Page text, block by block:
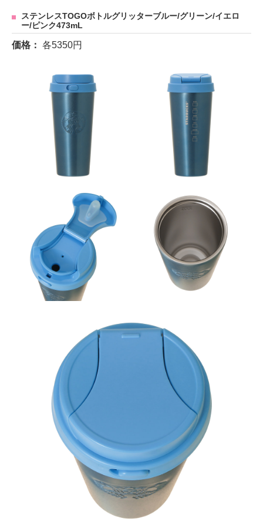
ステンレスTOGOボトルグリッターブルー/グリーン/イエロ
ー/ピンク473mL
価格： 各5350円